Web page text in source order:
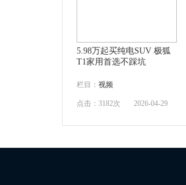
5.98万起买纯电SUV 极狐
T1家用首选不踩坑
栏目： 视频
点击：3182次 2026-04-29